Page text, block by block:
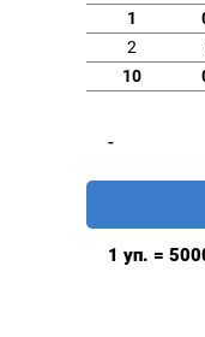
1
2
10
-
1 уп. =